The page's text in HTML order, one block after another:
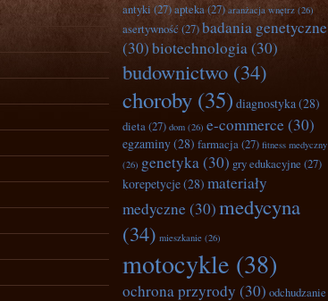
antyki(27)apteka(27) aranżacja wnętrz (26)
asertywność (27)badania genetyczne
(30)biotechnologia(30)
budownictwo (34)
choroby (35) diagnostyka(28)
dieta(27) dom (26) e-commerce (30)
egzaminy(28) farmacja(27) fitness medyczny
(26) genetyka(30) gry edukacyjne (27)
korepetycje(28) materiały
medyczne (30)medycyna
(34) mieszkanie (26)
motocykle (38)
ochrona przyrody (30) odchudzanie